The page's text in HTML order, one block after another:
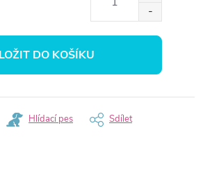
DO KOŠÍKU
Hlídací pes Sdílet